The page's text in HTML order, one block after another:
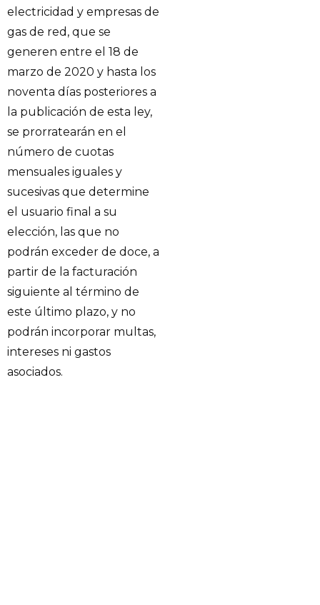
electricidad y empresas de
gas de red, que se
generen entre el 18 de
marzo de 2020 y hasta los
noventa días posteriores a
la publicación de esta ley,
se prorratearán en el
número de cuotas
mensuales iguales y
sucesivas que determine
el usuario final a su
elección, las que no
podrán exceder de doce, a
partir de la facturación
siguiente al término de
este último plazo, y no
podrán incorporar multas,
intereses ni gastos
asociados.